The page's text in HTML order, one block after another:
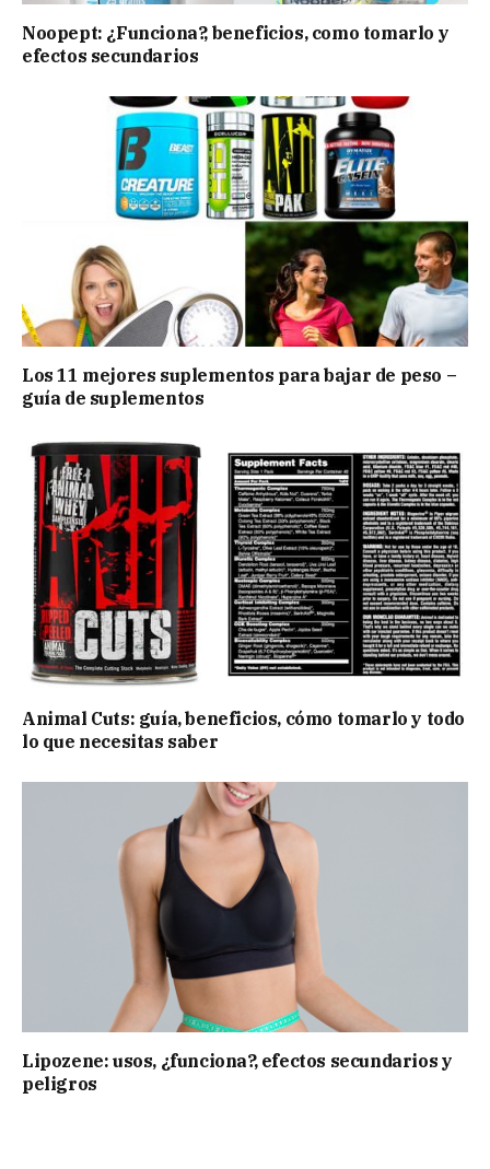
Noopept: ¿Funciona?, beneficios, como tomarlo y
efectos secundarios
Los 11 mejores suplementos para bajar de peso –
guía de suplementos
Animal Cuts: guía, beneficios, cómo tomarlo y todo
lo que necesitas saber
Lipozene: usos, ¿funciona?, efectos secundarios y
peligros